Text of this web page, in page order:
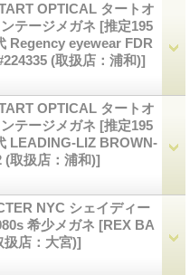
OPTICAL タートオ
テージメガネ [推定195
Regency eyewear FDR
(取扱店：浦和)]
OPTICAL タートオ
テージメガネ [推定195
LEADING-LIZ BROWN-
(取扱店：浦和)]
NYC シェイディー
希少メガネ [REX BA
扱店：大宮)]